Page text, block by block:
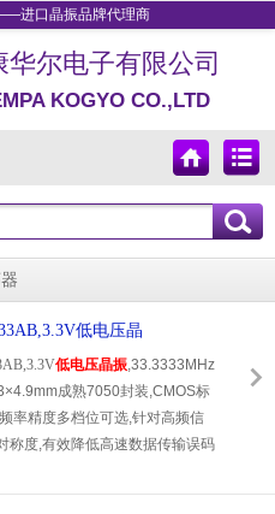
进口晶振品牌代理商
华尔电子有限公司
KOGYO CO.,LTD
低电压晶
高频晶振
低电压晶振,33.3333MHz
成熟7050封装,CMOS标
率精度多档位可选,针对高频信
称度,有效降低高速数据传输误码
变频器,车内功放等干扰源,适配